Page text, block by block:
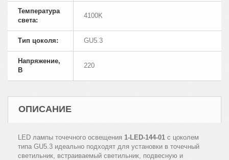
Температура
света:
4100K
Тип цоколя: GU5.3
Напряжение,
В
220
ОПИСАНИЕ
LED лампы точечного освещения 1-LED-144-01 с цоколем
типа GU5.3 идеально подходят для установки в точечный
светильник, встраиваемый светильник, подвесную и